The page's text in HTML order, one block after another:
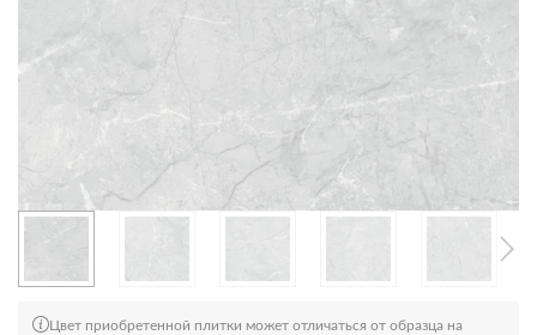
Цвет приобретенной плитки может отличаться от образца на